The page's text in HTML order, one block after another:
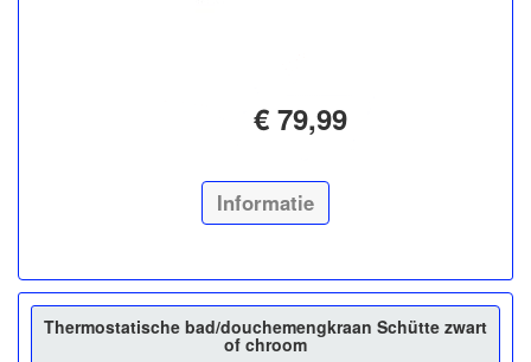
€ 79,99
Informatie
Thermostatische bad/douchemengkraan Schütte zwart
of chroom